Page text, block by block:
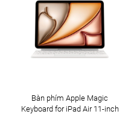
Bàn phím Apple Magic
Keyboard for iPad Air 11-inch